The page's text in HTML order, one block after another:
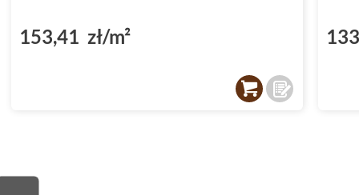
153,41 zł/m²